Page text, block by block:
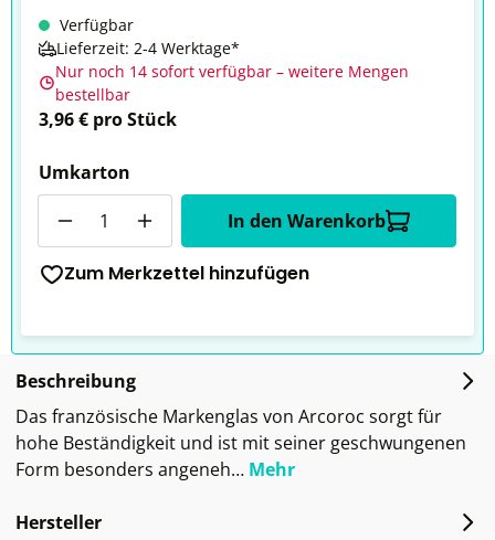
Verfügbar
Lieferzeit: 2-4 Werktage*
Nur noch 14 sofort verfügbar – weitere Mengen
bestellbar
3,96 € pro Stück
Umkarton
In den Warenkorb
Zum Merkzettel hinzufügen
Beschreibung
Das französische Markenglas von Arcoroc sorgt für
hohe Beständigkeit und ist mit seiner geschwungenen
Form besonders angeneh… Mehr
Hersteller